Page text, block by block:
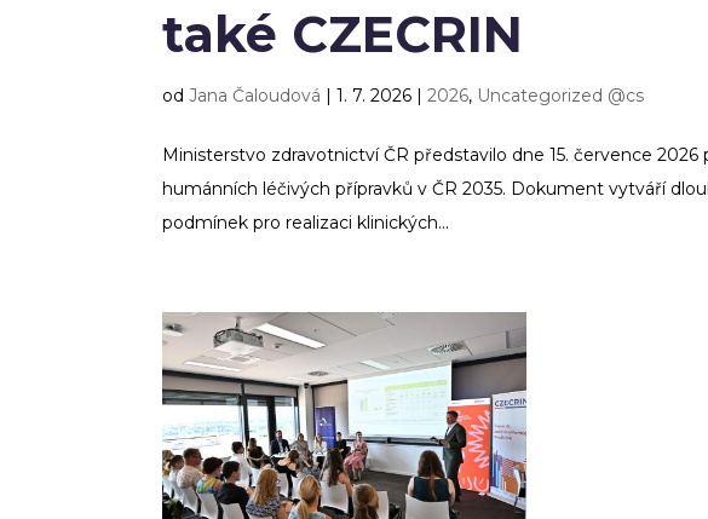
také CZECRIN
odJana Čaloudová |1. 7. 2026 |2026, Uncategorized @cs
Ministerstvo zdravotnictví ČR představilo dne 15. července
humánních léčivých přípravků v ČR 2035. Dokument vytváří
podmínek pro realizaci klinických...